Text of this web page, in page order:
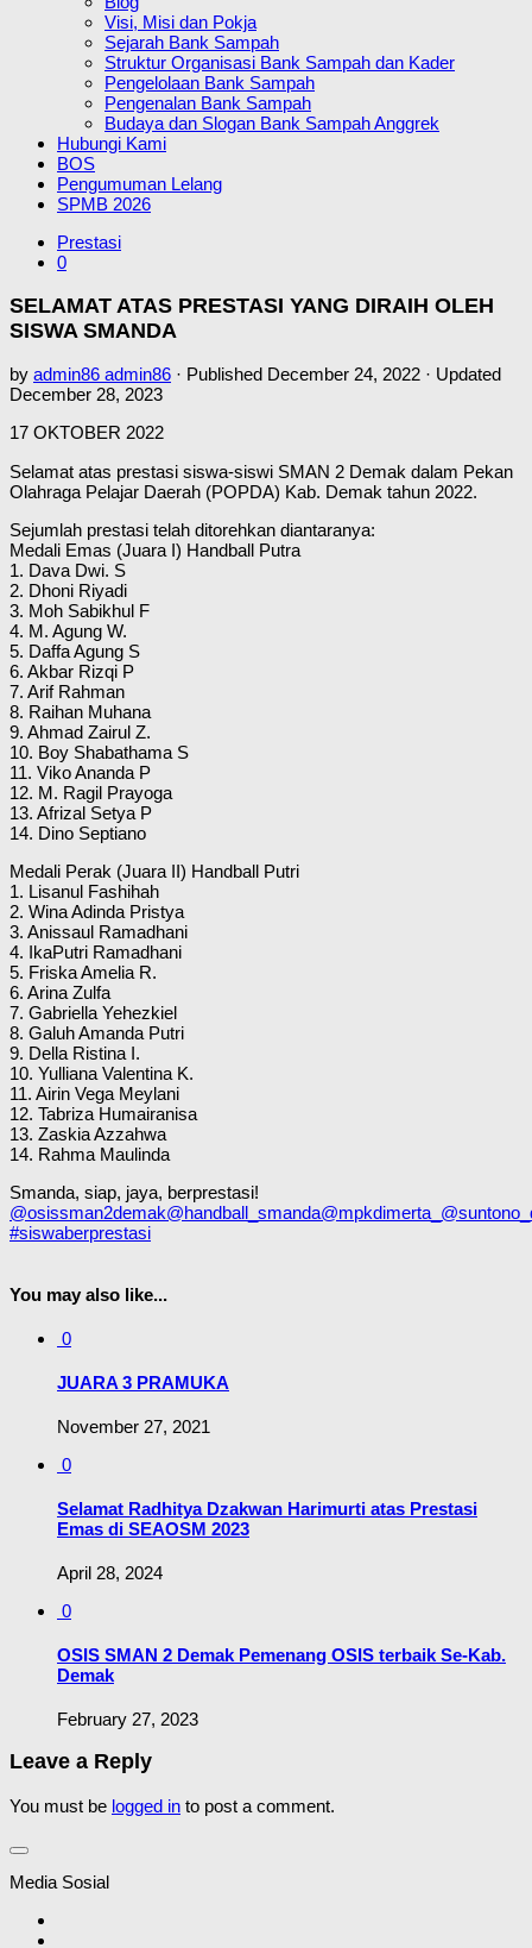
Visi, Misi dan Pokja
Sejarah Bank Sampah
Struktur Organisasi Bank Sampah dan Kader
Pengelolaan Bank Sampah
Pengenalan Bank Sampah
Budaya dan Slogan Bank Sampah Anggrek
Hubungi Kami
BOS
Pengumuman Lelang
SPMB 2026
Prestasi
0
SELAMAT ATAS PRESTASI YANG DIRAIH OLEH
SISWA SMANDA
by admin86 admin86 · Published December 24, 2022 · Updated
December 28, 2023
17 OKTOBER 2022
Selamat atas prestasi siswa-siswi SMAN 2 Demak dalam Pekan
Olahraga Pelajar Daerah (POPDA) Kab. Demak tahun 2022.
Sejumlah prestasi telah ditorehkan diantaranya:
Medali Emas (Juara I) Handball Putra
1. Dava Dwi. S
2. Dhoni Riyadi
3. Moh Sabikhul F
4. M. Agung W.
5. Daffa Agung S
6. Akbar Rizqi P
7. Arif Rahman
8. Raihan Muhana
9. Ahmad Zairul Z.
10. Boy Shabathama S
11. Viko Ananda P
12. M. Ragil Prayoga
13. Afrizal Setya P
14. Dino Septiano
Medali Perak (Juara II) Handball Putri
1. Lisanul Fashihah
2. Wina Adinda Pristya
3. Anissaul Ramadhani
4. IkaPutri Ramadhani
5. Friska Amelia R.
6. Arina Zulfa
7. Gabriella Yehezkiel
8. Galuh Amanda Putri
9. Della Ristina I.
10. Yulliana Valentina K.
11. Airin Vega Meylani
12. Tabriza Humairanisa
13. Zaskia Azzahwa
14. Rahma Maulinda
Smanda, siap, jaya, berprestasi!
@osissman2demak@handball_smanda@mpkdimerta_
#siswaberprestasi
You may also like...
0
JUARA 3 PRAMUKA
November 27, 2021
0
Selamat Radhitya Dzakwan Harimurti atas Prestasi
Emas di SEAOSM 2023
April 28, 2024
0
OSIS SMAN 2 Demak Pemenang OSIS terbaik Se-Kab.
Demak
February 27, 2023
Leave a Reply
You must be logged in to post a comment.
Media Sosial